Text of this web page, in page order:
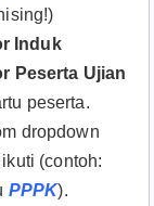
Induk
Peserta Ujian
peserta.
dropdown
(contoh:
PPPK).